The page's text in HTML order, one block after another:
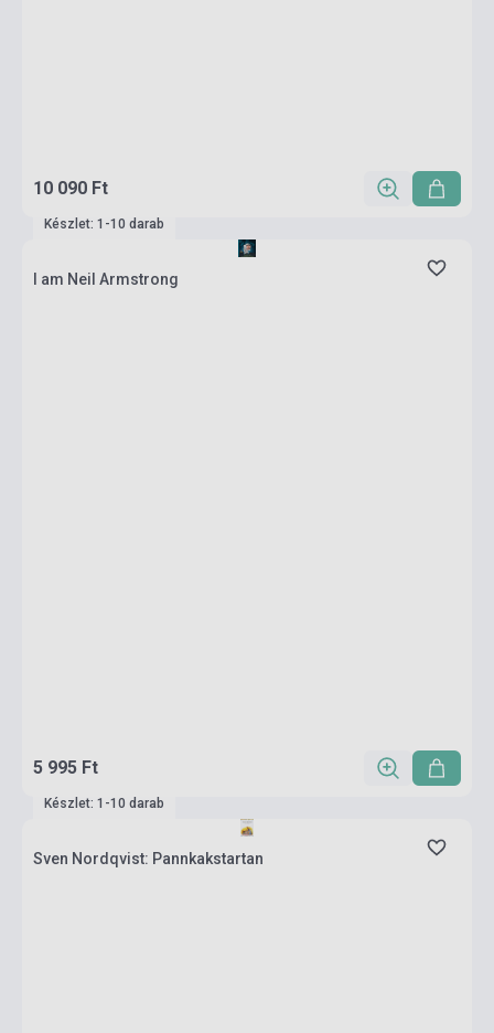
10 090 Ft
Készlet: 1-10 darab
I am Neil Armstrong
5 995 Ft
Készlet: 1-10 darab
Sven Nordqvist: Pannkakstartan